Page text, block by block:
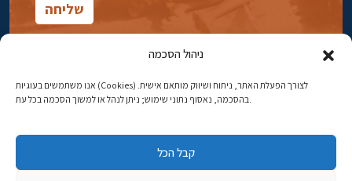
ניהול הסכמה
אנו משתמשים בעוגיות (Cookies) לצורך הפעלת האתר, ניתוח ושיווק מותאם אישית.
בהסכמה, נאסוף נתוני שימוש; ניתן לנהל או למשוך הסכמה בכל עת.
קבל הכל
14rue Ibn Gavirol, Rehavia, Jérusalem
Adresse électronique:najww2@ybz.org.il